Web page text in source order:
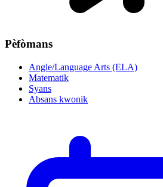
Pèfòmans
Angle/Language Arts (ELA)
Matematik
Syans
Absans kwonik